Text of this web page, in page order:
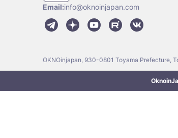
Email:info@oknoinjapan.com
OKNOinjapan, 930-0801 Toyama Prefecture,